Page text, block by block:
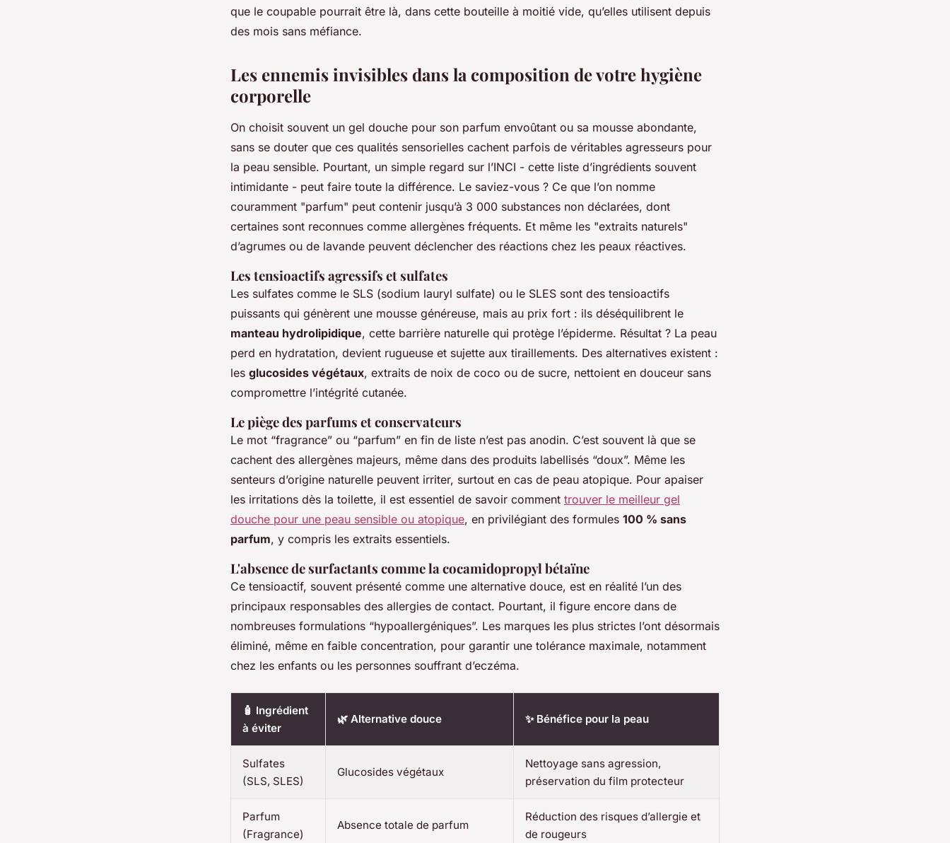
que le coupable pourrait être là, dans cette bouteille à moitié vide, qu’elles utilisent depuis
des mois sans méfiance.
Les ennemis invisibles dans la composition de votre hygiène
corporelle
On choisit souvent un gel douche pour son parfum envoûtant ou sa mousse abondante,
sans se douter que ces qualités sensorielles cachent parfois de véritables agresseurs pour
la peau sensible. Pourtant, un simple regard sur l’INCI - cette liste d’ingrédients souvent
intimidante - peut faire toute la différence. Le saviez-vous ? Ce que l’on nomme
couramment "parfum" peut contenir jusqu’à 3 000 substances non déclarées, dont
certaines sont reconnues comme allergènes fréquents. Et même les "extraits naturels"
d’agrumes ou de lavande peuvent déclencher des réactions chez les peaux réactives.
Les tensioactifs agressifs et sulfates
Les sulfates comme le SLS (sodium lauryl sulfate) ou le SLES sont des tensioactifs
puissants qui génèrent une mousse généreuse, mais au prix fort : ils déséquilibrent le
manteau hydrolipidique, cette barrière naturelle qui protège l’épiderme. Résultat ? La peau
perd en hydratation, devient rugueuse et sujette aux tiraillements. Des alternatives existent :
les glucosides végétaux, extraits de noix de coco ou de sucre, nettoient en douceur sans
compromettre l’intégrité cutanée.
Le piège des parfums et conservateurs
Le mot “fragrance” ou “parfum” en fin de liste n’est pas anodin. C’est souvent là que se
cachent des allergènes majeurs, même dans des produits labellisés “doux”. Même les
senteurs d’origine naturelle peuvent irriter, surtout en cas de peau atopique. Pour apaiser
les irritations dès la toilette, il est essentiel de savoir comment trouver le meilleur gel
douche pour une peau sensible ou atopique, en privilégiant des formules 100 % sans
parfum, y compris les extraits essentiels.
L'absence de surfactants comme la cocamidopropyl bétaïne
Ce tensioactif, souvent présenté comme une alternative douce, est en réalité l’un des
principaux responsables des allergies de contact. Pourtant, il figure encore dans de
nombreuses formulations “hypoallergéniques”. Les marques les plus strictes l’ont désormais
éliminé, même en faible concentration, pour garantir une tolérance maximale, notamment
chez les enfants ou les personnes souffrant d’eczéma.
🧴 Ingrédient
à éviter
🌿 Alternative douce ✨ Bénéfice pour la peau
Sulfates
(SLS, SLES)
Glucosides végétaux
Nettoyage sans agression,
préservation du film protecteur
Parfum
(Fragrance)
Absence totale de parfum
Réduction des risques d’allergie et
de rougeurs